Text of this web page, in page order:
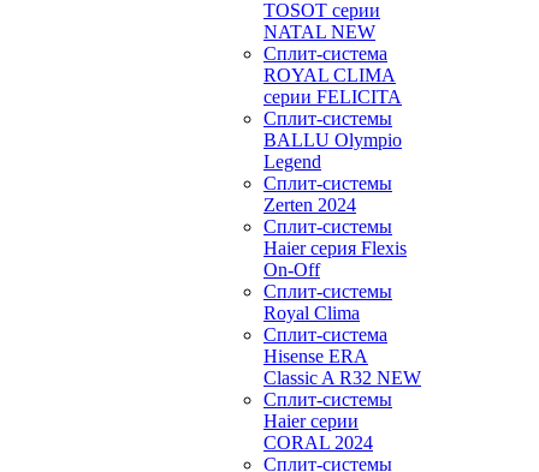
TOSOT серии
NATAL NEW
Сплит-система
ROYAL CLIMA
серии FELICITA
Сплит-системы
BALLU Olympio
Legend
Сплит-системы
Zerten 2024
Сплит-системы
Haier серия Flexis
On-Off
Сплит-системы
Royal Clima
Сплит-система
Hisense ERA
Classic A R32 NEW
Сплит-системы
Haier cерии
CORAL 2024
Сплит-системы